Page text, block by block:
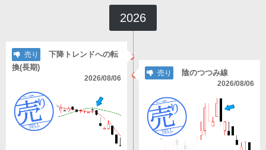
2026
売り
下降トレンドへの転
換(長期)
2026/08/06
売り 陰のつつみ線
2026/08/06